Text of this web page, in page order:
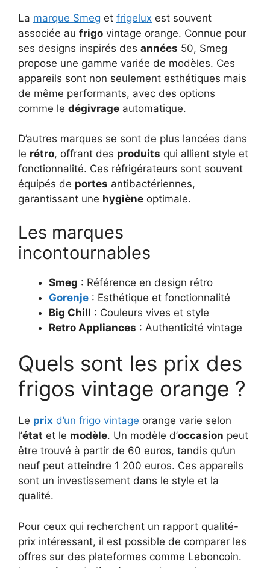
La marque Smeg et frigelux est souvent
associée au frigo vintage orange. Connue pour
ses designs inspirés des années 50, Smeg
propose une gamme variée de modèles. Ces
appareils sont non seulement esthétiques mais
de même performants, avec des options
comme le dégivrage automatique.
D’autres marques se sont de plus lancées dans
le rétro, offrant des produits qui allient style et
fonctionnalité. Ces réfrigérateurs sont souvent
équipés de portes antibactériennes,
garantissant une hygiène optimale.
Les marques
incontournables
Smeg : Référence en design rétro
Gorenje : Esthétique et fonctionnalité
Big Chill : Couleurs vives et style
Retro Appliances : Authenticité vintage
Quels sont les prix des
frigos vintage orange ?
Le prix d’un frigo vintage orange varie selon
l’état et le modèle. Un modèle d’occasion peut
être trouvé à partir de 60 euros, tandis qu’un
neuf peut atteindre 1 200 euros. Ces appareils
sont un investissement dans le style et la
qualité.
Pour ceux qui recherchent un rapport qualité-
prix intéressant, il est possible de comparer les
offres sur des plateformes comme Leboncoin.